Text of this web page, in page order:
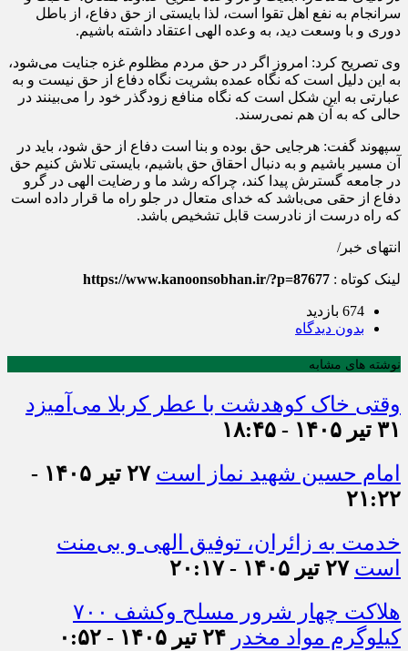
سرانجام به نفع اهل تقوا است، لذا بایستی از حق دفاع، از باطل
دوری و با وسعت دید، به وعده الهی اعتقاد داشته باشیم.
وی تصریح کرد: امروز اگر در حق مردم مظلوم غزه جنایت می‌شود،
به این دلیل است که نگاه عمده بشریت نگاه دفاع از حق نیست و به
عبارتی به این شکل است که نگاه منافع زودگذر خود را می‌بینند در
حالی‌ که به آن هم نمی‌رسند.
سپهوند گفت: هرجایی حق بوده و بنا است دفاع از حق شود، باید در
آن مسیر باشیم و به دنبال احقاق حق باشیم، بایستی تلاش کنیم حق
در جامعه گسترش پیدا کند، چراکه رشد ما و رضایت الهی در گرو
دفاع از حقی می‌باشد که خدای متعال در جلو راه ما قرار داده است
که راه درست از نادرست قابل تشخیص باشد.
انتهای خبر/
لینک کوتاه : https://www.kanoonsobhan.ir/?p=87677
674 بازدید
بدون دیدگاه
نوشته های مشابه
وقتی خاک کوهدشت با عطر کربلا می‌آمیزد
۳۱ تیر ۱۴۰۵ - ۱۸:۴۵
امام حسین شهید نماز است
۲۷ تیر ۱۴۰۵ -
۲۱:۲۲
خدمت به زائران، توفیق الهی و بی‌منت
است ۲۷ تیر ۱۴۰۵ - ۲۰:۱۷
هلاکت چهار شرور مسلح وکشف ۷۰۰
کیلوگرم مواد مخدر ۲۴ تیر ۱۴۰۵ - ۰:۵۲